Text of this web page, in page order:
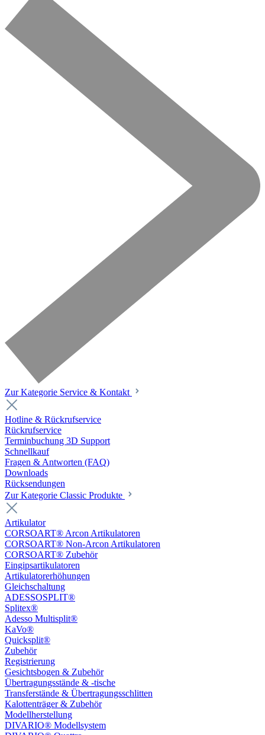
Zur Kategorie Service & Kontakt
Hotline & Rückrufservice
Rückrufservice
Terminbuchung 3D Support
Schnellkauf
Fragen & Antworten (FAQ)
Downloads
Rücksendungen
Zur Kategorie Classic Produkte
Artikulator
CORSOART® Arcon Artikulatoren
CORSOART® Non-Arcon Artikulatoren
CORSOART® Zubehör
Eingipsartikulatoren
Artikulatorerhöhungen
Gleichschaltung
ADESSOSPLIT®
Splitex®
Adesso Multisplit®
KaVo®
Quicksplit®
Zubehör
Registrierung
Gesichtsbogen & Zubehör
Übertragungsstände & -tische
Transferstände & Übertragungsschlitten
Kalottenträger & Zubehör
Modellherstellung
DIVARIO® Modellsystem